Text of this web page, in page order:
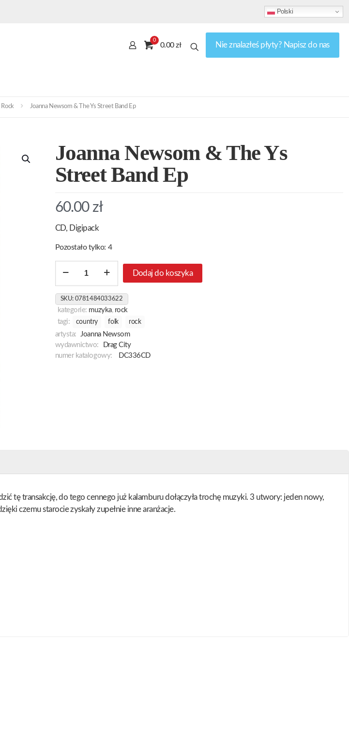
Polski
0
0.00 zł Nie znalazłeś płyty? Napisz do nas
Rock Joanna Newsom & The Ys Street Band Ep
Joanna Newsom & The Ys
Street Band Ep
60.00 zł
CD, Digipack
Pozostało tylko: 4
&
The
Street
Band
Dodaj do koszyka
SKU: 0781484033622
kategorie: muzyka, rock
tagi:
country folk rock
artysta:
Joanna Newsom
wydawnictwo:
Drag City
numer katalogowy:
DC336CD
tę transakcję, do tego cennego już kalamburu dołączyła trochę muzyki. 3 utwory: jeden nowy,
czemu starocie zyskały zupełnie inne aranżacje.